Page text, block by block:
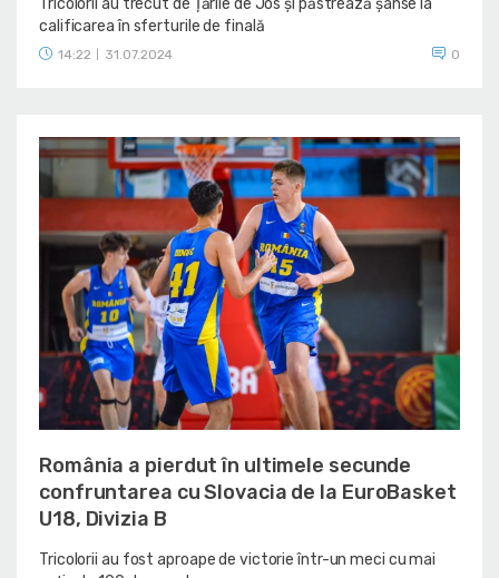
calificarea în sferturile de finală
14:22 31.07.2024 0
România a pierdut în ultimele secunde
confruntarea cu Slovacia de la EuroBasket
U18, Divizia B
Tricolorii au fost aproape de victorie într-un meci cu mai